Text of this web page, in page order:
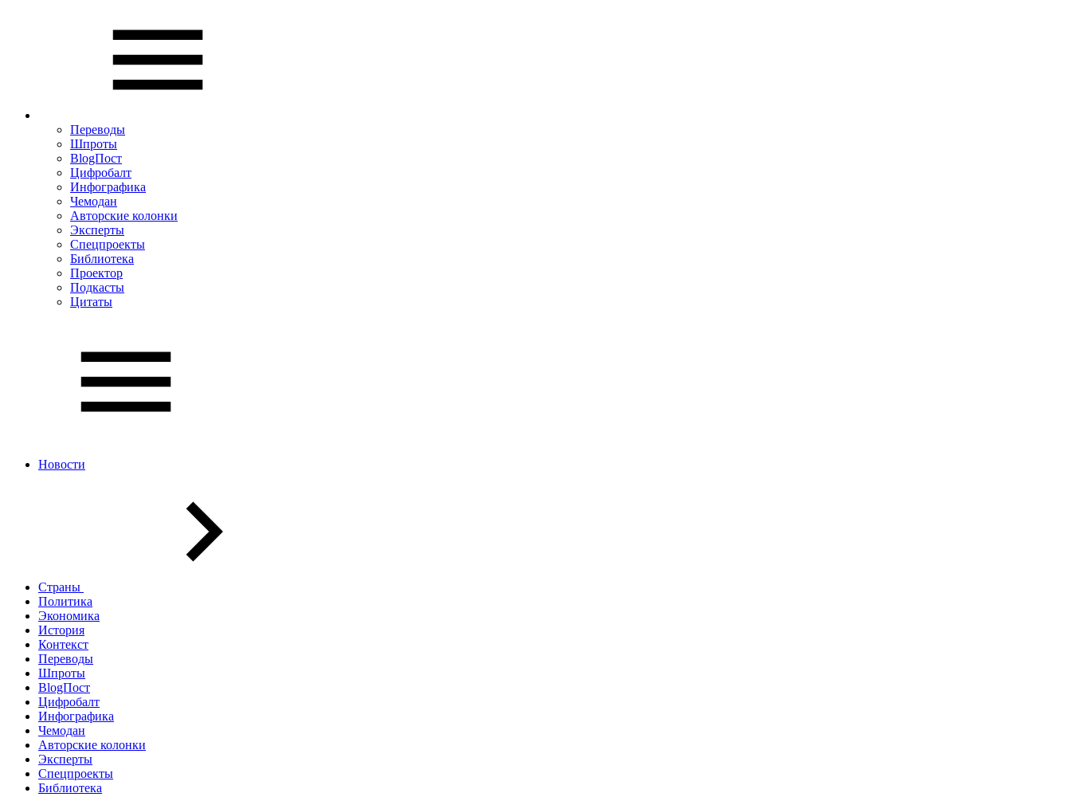
Переводы
Шпроты
BlogПост
Цифробалт
Инфографика
Чемодан
Авторские колонки
Эксперты
Спецпроекты
Библиотека
Проектор
Подкасты
Цитаты
Новости
Страны
Политика
Экономика
История
Контекст
Переводы
Шпроты
BlogПост
Цифробалт
Инфографика
Чемодан
Авторские колонки
Эксперты
Спецпроекты
Библиотека